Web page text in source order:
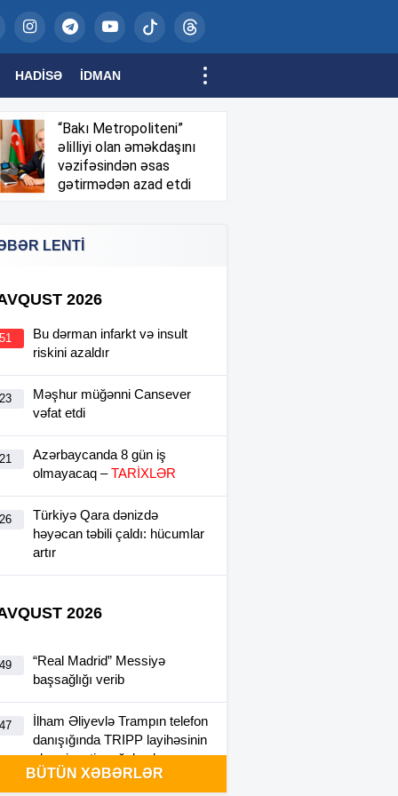
HADISƏ İDMAN
“Bakı Metropoliteni”
əlilliyi olan əməkdaşını
vəzifəsindən əsas
gətirmədən azad etdi
LENTİ
2026
Bu dərman infarkt və insult
riskini azaldır
Məşhur müğənni Cansever
vəfat etdi
Azərbaycanda 8 gün iş
olmayacaq –TARİXLƏR
Türkiyə Qara dənizdə
həyəcan təbili çaldı: hücumlar
artır
2026
“Real Madrid” Messiyə
başsağlığı verib
İlham Əliyevlə Trampın telefon
danışığında TRIPP layihəsinin
əhəmiyyəti vurğulanıb
BÜTÜN XƏBƏRLƏR